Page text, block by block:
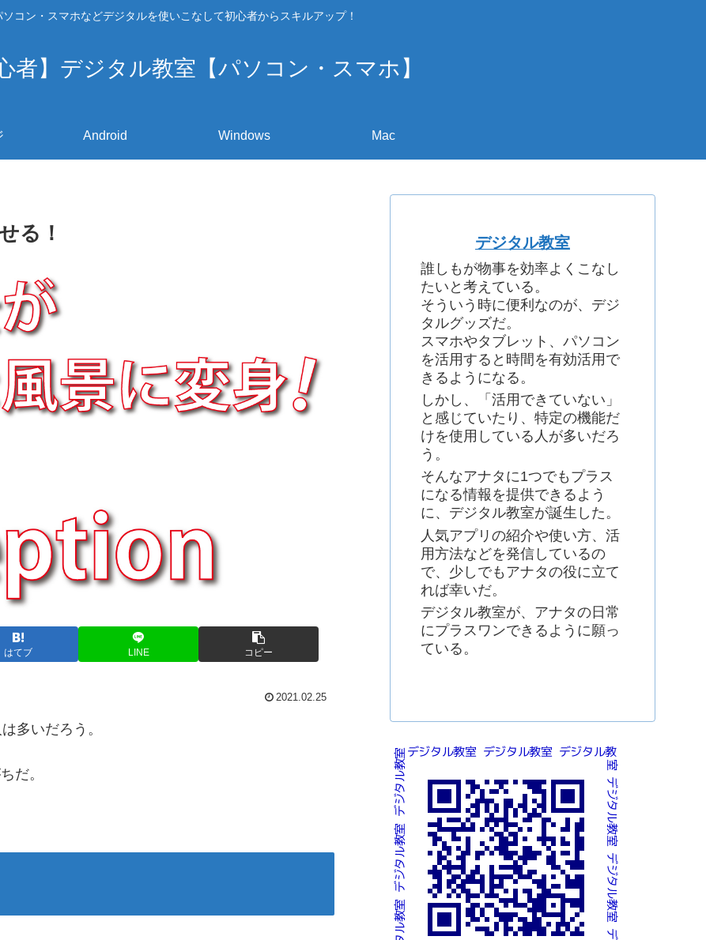
ソコン・スマホなどデジタルを使いこなして初心者からスキルアップ！
者】デジタル教室【パソコン・スマホ】
Android Windows Mac
る！
はてブ LINE コピー
2021.02.25
多いだろう。
だ。
デジタル教室
誰しもが物事を効率よくこなし
たいと考えている。
そういう時に便利なのが、デジ
タルグッズだ。
スマホやタブレット、パソコン
を活用すると時間を有効活用で
きるようになる。
しかし、「活用できていない」
と感じていたり、特定の機能だ
けを使用している人が多いだろ
う。
そんなアナタに1つでもプラス
になる情報を提供できるよう
に、デジタル教室が誕生した。
人気アプリの紹介や使い方、活
用方法などを発信しているの
で、少しでもアナタの役に立て
れば幸いだ。
デジタル教室が、アナタの日常
にプラスワンできるように願っ
ている。